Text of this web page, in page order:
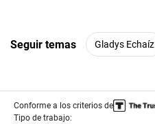
Seguir temas Gladys Echaíz
Conforme a los criterios de
Tipo de trabajo: